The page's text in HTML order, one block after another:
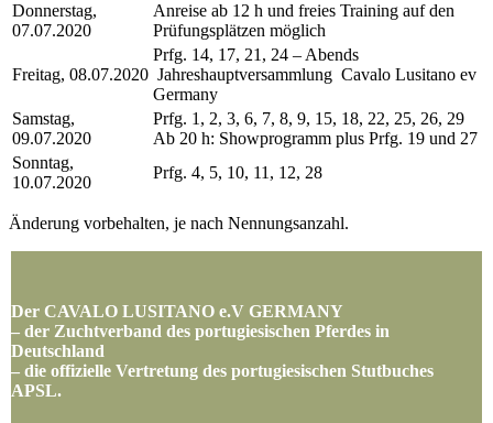
Donnerstag,
07.07.2020
Anreise ab 12 h und freies Training auf den
Prüfungsplätzen möglich
Freitag, 08.07.2020
Prfg. 14, 17, 21, 24 – Abends
Jahreshauptversammlung Cavalo Lusitano ev
Germany
Samstag,
09.07.2020
Prfg. 1, 2, 3, 6, 7, 8, 9, 15, 18, 22, 25, 26, 29
Ab 20 h: Showprogramm plus Prfg. 19 und 27
Sonntag,
10.07.2020
Prfg. 4, 5, 10, 11, 12, 28
Änderung vorbehalten, je nach Nennungsanzahl.
Der CAVALO LUSITANO e.V GERMANY
– der Zuchtverband des portugiesischen Pferdes in
Deutschland
– die offizielle Vertretung des portugiesischen Stutbuches
APSL.